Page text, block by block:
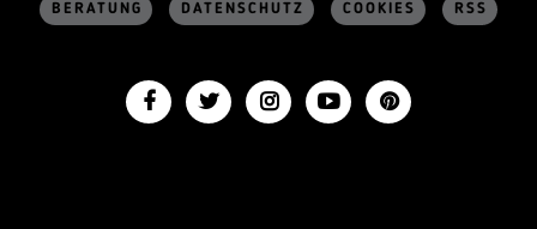
BERATUNG DATENSCHUTZ COOKIES RSS